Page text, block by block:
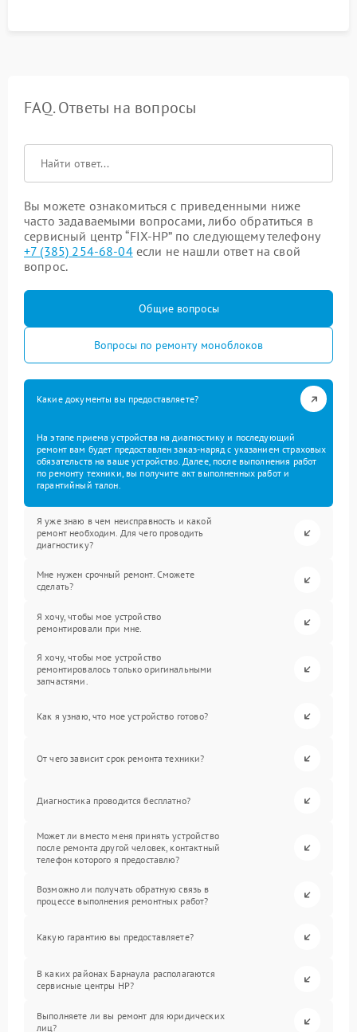
FAQ. Ответы на вопросы
Вы можете ознакомиться с приведенными ниже
часто задаваемыми вопросами, либо обратиться в
сервисный центр “FIX-HP” по следующему телефону
+7 (385) 254-68-04если не нашли ответ на свой
вопрос.
Общие вопросы
Вопросы по ремонту моноблоков
Какие документы вы предоставляете?
На этапе приема устройства на диагностику и последующий
ремонт вам будет предоставлен заказ-наряд с указанием страховых
обязательств на ваше устройство. Далее, после выполнения работ
по ремонту техники, вы получите акт выполненных работ и
гарантийный талон.
Я уже знаю в чем неисправность и какой
ремонт необходим. Для чего проводить
диагностику?
Мне нужен срочный ремонт. Сможете
сделать?
Я хочу, чтобы мое устройство
ремонтировали при мне.
Я хочу, чтобы мое устройство
ремонтировалось только оригинальными
запчастями.
Как я узнаю, что мое устройство готово?
От чего зависит срок ремонта техники?
Диагностика проводится бесплатно?
Может ли вместо меня принять устройство
после ремонта другой человек, контактный
телефон которого я предоставлю?
Возможно ли получать обратную связь в
процессе выполнения ремонтных работ?
Какую гарантию вы предоставляете?
В каких районах Барнаула располагаются
сервисные центры HP?
Выполняете ли вы ремонт для юридических
лиц?